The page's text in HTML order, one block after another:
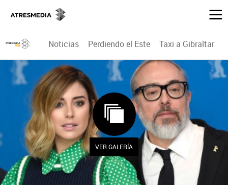
Noticias Perdiendo el Este Taxi a Gibraltar
VER GALERÍA